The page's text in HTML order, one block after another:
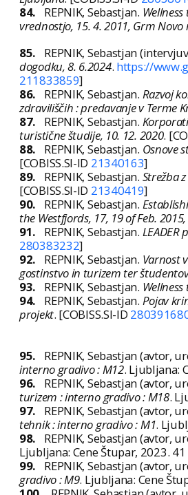
84.
REPNIK, Sebastjan.
vrednostjo, 15. 4. 2011, Grm Novo
85. REPNIK, Sebastjan
dogodku, 8. 6.2024. https://
211833859]
86.
REPNIK, Sebastjan. Razvoj
zdraviliščih : predavanje v Terme
87.
REPNIK, Sebastjan.
turistične študije, 10. 12. 2020.
88.
REPNIK, Sebastjan. Osnove
[COBISS.SI-ID 21340163]
89.
REPNIK, Sebastjan. Strežba
[COBISS.SI-ID 21340419]
90.
REPNIK, Sebastjan.
the Westfjords, 17, 19 of Feb.
91.
REPNIK, Sebastjan.
280383232]
92.
REPNIK, Sebastjan. Varnost
gostinstvo in turizem ter
93.
REPNIK, Sebastjan.
94.
REPNIK, Sebastjan. Pojav
projekt. [COBISS.SI-ID
95. REPNIK, Sebastjan (avtor,
interno gradivo : M12. Ljubljana:
96.
REPNIK, Sebastjan (avtor,
turizem : interno gradivo : M18.
97.
REPNIK, Sebastjan (avtor,
tehnik : interno gradivo : M1.
98.
REPNIK, Sebastjan (avtor,
Ljubljana: Cene Štupar, 2023. 41
99.
REPNIK, Sebastjan (avtor,
gradivo : M9. Ljubljana: Cene